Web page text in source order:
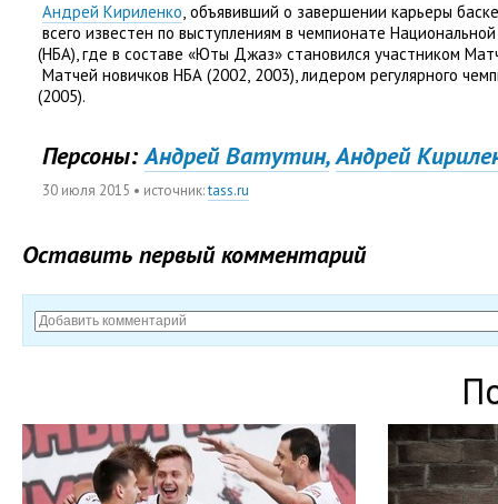
Андрей Кириленко, объявивший о завершении карьеры
всего известен по выступлениям в чемпионате
(НБА), где в составе «Юты Джаз» становился участником
Матчей новичков НБА (2002, 2003), лидером регулярного
(2005).
Персоны: Андрей Ватутин, Андрей
30 июля 2015 • источник:tass.ru
Оставить первый комментарий